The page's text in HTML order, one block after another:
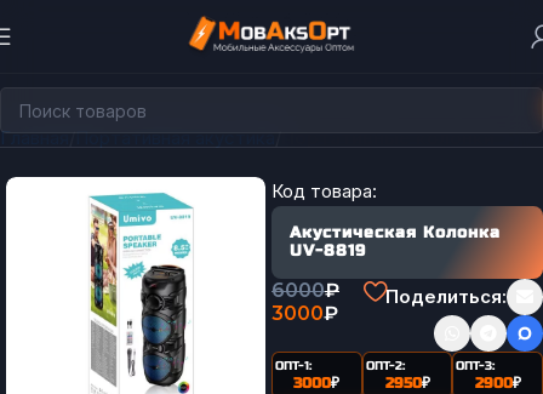
Главная Портативная акустика Портативные колонки
Код товара:
Акустическая Колонка
UV-8819
6000₽
3000₽
Поделиться:
ОПТ-1:
3000₽
ОПТ-2:
2950₽
ОПТ-3:
2900₽